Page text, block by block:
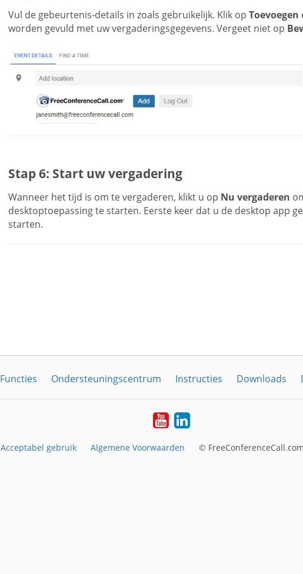
Vul de gebeurtenis-details in zoals gebruikelijk. Klik op Toevoegen
worden gevuld met uw vergaderingsgegevens. Vergeet niet op
Stap 6: Start uw vergadering
Wanneer het tijd is om te vergaderen, klikt u op Nu vergaderen
desktoptoepassing te starten. Eerste keer dat u de desktop app
starten.
Functies Ondersteuningscentrum Instructies Downloads
YouTubeLinkedIn
Acceptabel gebruik Algemene Voorwaarden ©